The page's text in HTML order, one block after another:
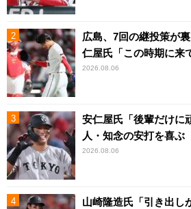
広島、7回の継投策が
仁屋氏「この時期に来
2026.08.06
安仁屋氏「後輩だけに
人・知念の安打を喜ぶ
2026.08.06
山崎隆造氏「引き出し